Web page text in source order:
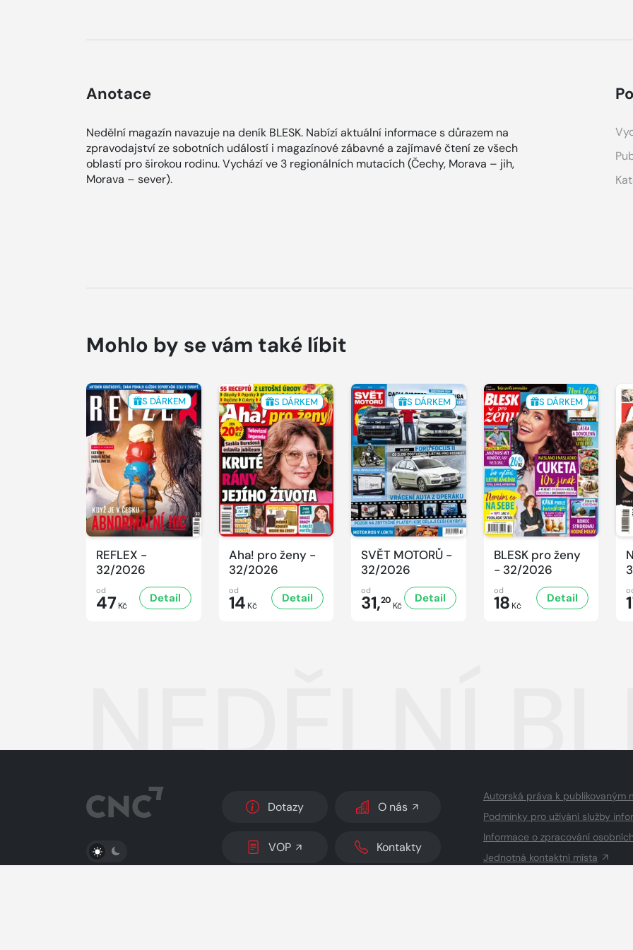
Anotace
Nedělní magazín navazuje na deník BLESK. Nabízí aktuální informace s důrazem na
zpravodajství ze sobotních událostí i magazínové zábavné a zajímavé čtení ze všech
oblastí pro širokou rodinu. Vychází ve 3 regionálních mutacích (Čechy, Morava – jih,
Morava – sever).
Mohlo by se vám také líbit
S DÁRKEM
REFLEX -
32/2026
od
47 Kč
Detail
S DÁRKEM
Aha! pro ženy -
32/2026
od
14 Kč
Detail
S DÁRKEM
SVĚT MOTORŮ -
32/2026
od
31,20 Kč
Detail
S DÁRKEM
BLESK pro ženy
- 32/2026
od
18 Kč
Detail
NEDĚLNÍ
PŘEPNOUT SVĚTLÝ/TMAVÝ REŽIM
Dotazy O nás
VOP Kontakty
Autorská práva k publikovaným
Podmínky pro užívání služby
Informace o zpracování
Jednotná kontaktní místa